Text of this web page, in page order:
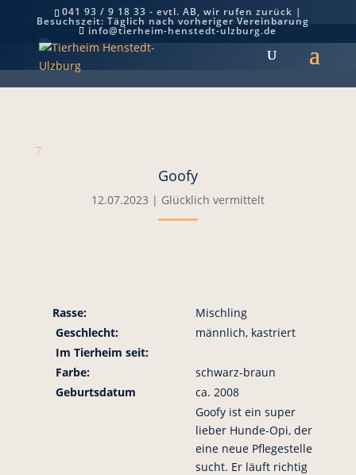
041 93 / 9 18 33 - evtl. AB, wir rufen zurück |
Besuchszeit: Täglich nach vorheriger Vereinbarung
info@tierheim-henstedt-ulzburg.de
Goofy
7
Goofy
12.07.2023 | Glücklich vermittelt
Rasse:
Mischling
Geschlecht:
männlich, kastriert
Im Tierheim seit:
Farbe:
schwarz-braun
Geburtsdatum
ca. 2008
Goofy ist ein super
lieber Hunde-Opi, der
eine neue Pflegestelle
sucht. Er läuft richtig